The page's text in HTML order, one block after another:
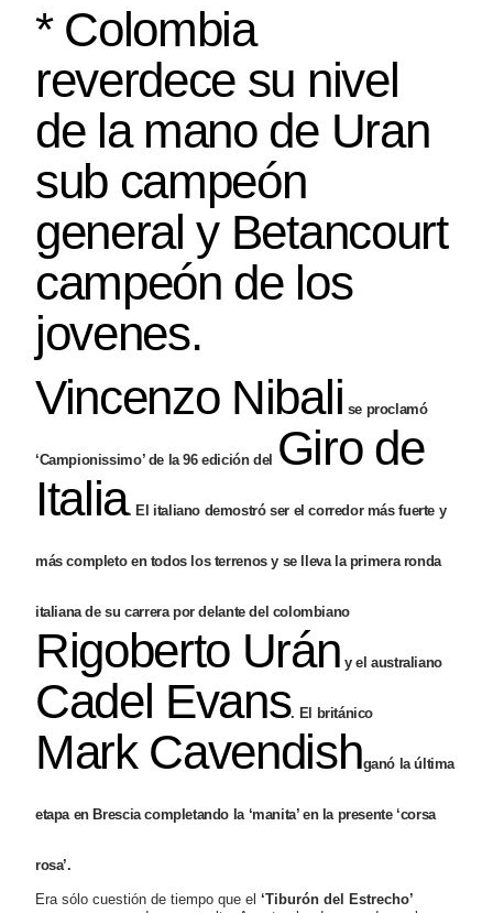
* Colombia
reverdece su nivel
de la mano de Uran
sub campeón
general y Betancourt
campeón de los
jovenes.
Vincenzo Nibali se proclamó
‘Campionissimo’ de la 96 edición del Giro de
Italia. El italiano demostró ser el corredor más fuerte y
más completo en todos los terrenos y se lleva la primera ronda
italiana de su carrera por delante del colombiano
Rigoberto Urán y el australiano
Cadel Evans. El británico
Mark Cavendishganó la última
etapa en Brescia completando la ‘manita’ en la presente ‘corsa
rosa’.
Era sólo cuestión de tiempo que el ‘Tiburón del Estrecho’